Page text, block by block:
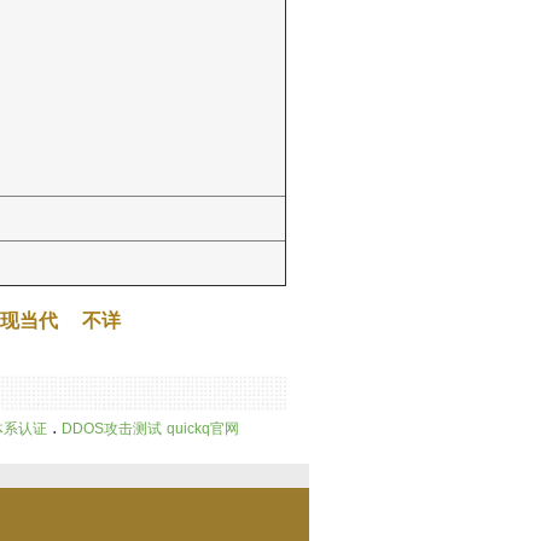
现当代 不详
系认证 . DDOS攻击测试 quickq官网